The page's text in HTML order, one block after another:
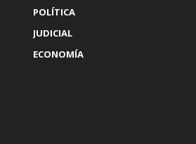
POLÍTICA
JUDICIAL
ECONOMÍA